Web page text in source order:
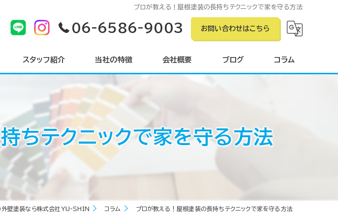
プロが教える！屋根塗装の長持ちテクニックで家を守る方法
06-6586-9003 お問い合わせはこちら
スタッフ紹介 当社の特徴
サイディング
シーリング
屋根
会社概要 ブログ コラム
ちテクニックで家を守る方法
外壁塗装なら株式会社YU-SHIN コラム プロが教える！屋根塗装の長持ちテクニックで家を守る方法